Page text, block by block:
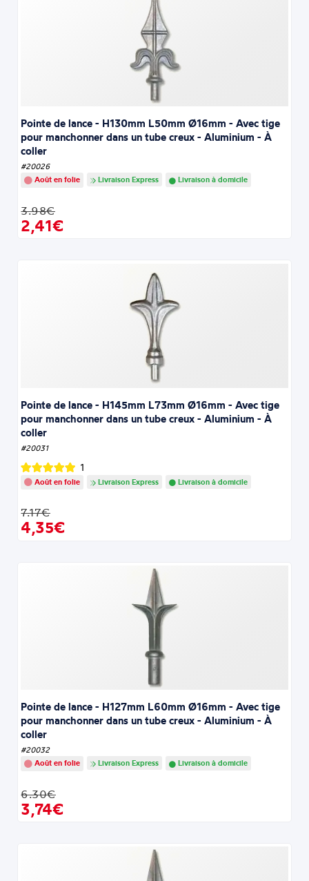
Pointe de lance - H130mm L50mm Ø16mm - Avec tige
pour manchonner dans un tube creux - Aluminium - À
coller
#20026
Août en folie
Livraison Express Livraison à domicile
3.98€
2,41€
Pointe de lance - H145mm L73mm Ø16mm - Avec tige
pour manchonner dans un tube creux - Aluminium - À
coller
#20031
1
Août en folie Livraison Express Livraison à domicile
7.17€
4,35€
Pointe de lance - H127mm L60mm Ø16mm - Avec tige
pour manchonner dans un tube creux - Aluminium - À
coller
#20032
Août en folie
Livraison Express Livraison à domicile
6.30€
3,74€